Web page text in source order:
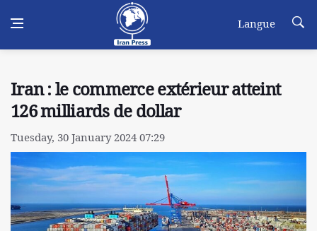
Langue
Iran : le commerce extérieur atteint
126 milliards de dollar
Tuesday, 30 January 2024 07:29